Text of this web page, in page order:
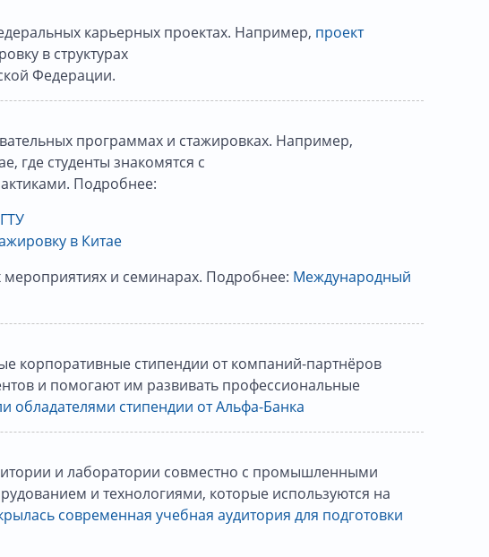
карьерных проектах. Например, проект
в структурах
Федерации.
программах и стажировках. Например,
где студенты знакомятся с
Подробнее:
в Китае
и семинарах. Подробнее: Международный
корпоративные стипендии от компаний-партнёров
и помогают им развивать профессиональные
обладателями стипендии от Альфа-Банка
и лаборатории совместно с промышленными
и технологиями, которые используются на
современная учебная аудитория для подготовки